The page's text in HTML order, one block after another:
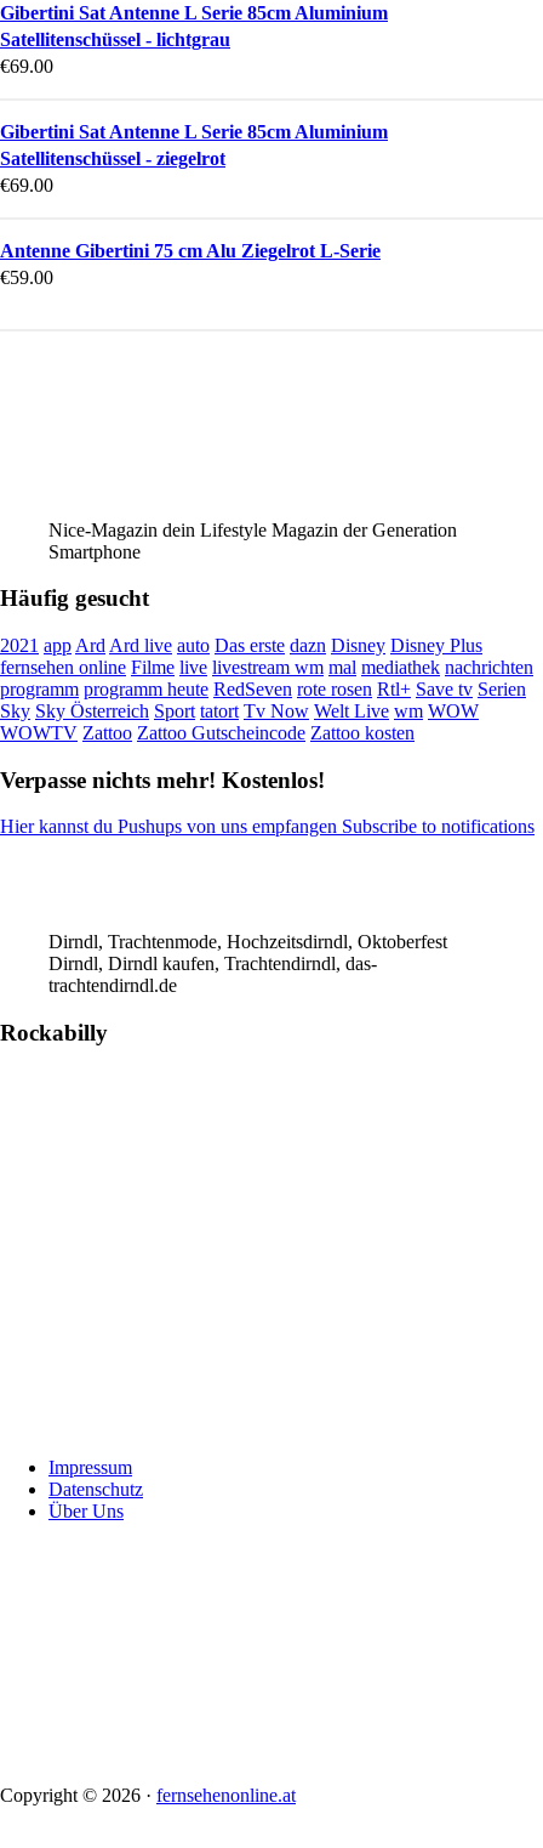
Gibertini Sat Antenne L Serie 85cm Aluminium
Satellitenschüssel - lichtgrau
€69.00
Gibertini Sat Antenne L Serie 85cm Aluminium
Satellitenschüssel - ziegelrot
€69.00
Antenne Gibertini 75 cm Alu Ziegelrot L-Serie
€59.00
Nice-Magazin dein Lifestyle Magazin der Generation
Smartphone
Häufig gesucht
2021 app Ard Ard live auto Das erste dazn Disney Disney Plus
fernsehen online Filme live livestream wm mal mediathek nachrichten
programm programm heute RedSeven rote rosen Rtl+ Save tv Serien
Sky Sky Österreich Sport tatort Tv Now Welt Live wm WOW
WOWTV Zattoo Zattoo Gutscheincode Zattoo kosten
Verpasse nichts mehr! Kostenlos!
Hier kannst du Pushups von uns empfangen Subscribe to notifications
Dirndl, Trachtenmode, Hochzeitsdirndl, Oktoberfest
Dirndl, Dirndl kaufen, Trachtendirndl, das-
trachtendirndl.de
Rockabilly
FooterImpressum
Datenschutz
Über Uns
Copyright © 2026 · fernsehenonline.at